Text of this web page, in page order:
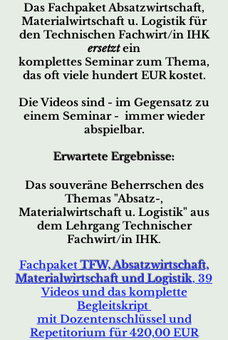
Das Fachpaket Absatzwirtschaft,
Materialwirtschaft u. Logistik für
den Technischen Fachwirt/in IHK
ersetztein
komplettes Seminar zum Thema,
das oft viele hundert EUR kostet.
Die Videos sind - im Gegensatz zu
einem Seminar - immer wieder
abspielbar.
Erwartete Ergebnisse:
Das souveräne Beherrschen des
Themas "Absatz-,
Materialwirtschaft u. Logistik" aus
dem LehrgangTechnischer
Fachwirt/in IHK.
FachpaketTFW, Absatzwirtschaft,
Materialwirtschaft und Logistik, 39
Videos und das komplette
Begleitskript
mit Dozentenschlüssel und
Repetitorium für 420,00 EUR